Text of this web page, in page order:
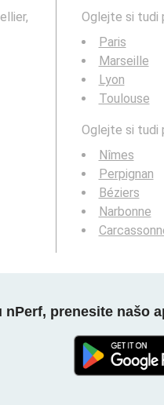
Oglejte si tudi
Paris
Marseille
Lyon
Toulouse
Oglejte si tudi
Nîmes
Perpignan
Béziers
Narbonne
prenesite našo